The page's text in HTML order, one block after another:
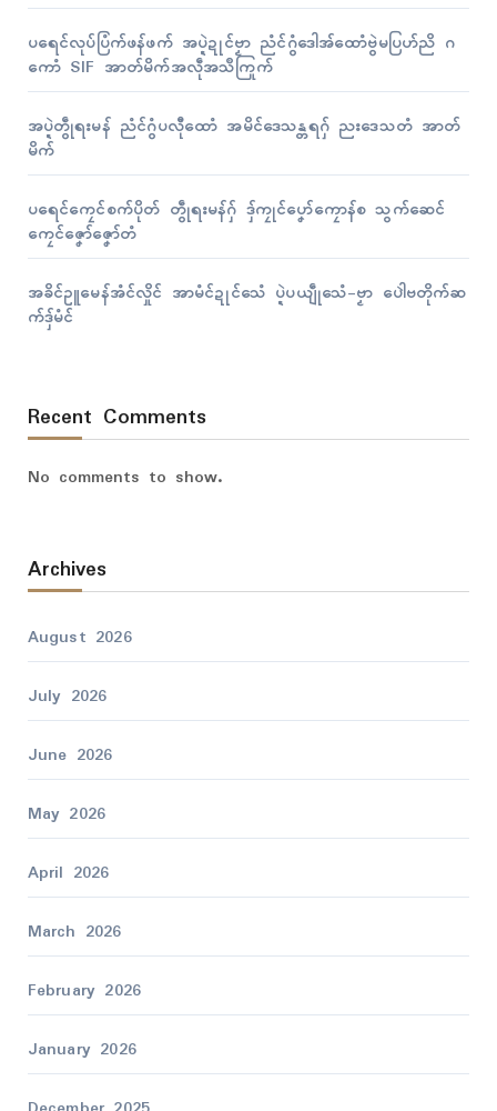
ပရေၚ်လုပ်ပြံက်ဖန်ဖက် အပ္ဍဲဍုၚ်ဗၟာ ညံၚ်ဂွံဒေါအ်ထောံဗွဲမပြဟ်ညိ ဂ
ကောံ SIF အာတ်မိက်အလဵုအသဳကြုက်
အပ္ဍဲတွဵုရးမန် ညံၚ်ဂွံပလီုထောံ အမိၚ်ဒေသန္တရဂှ် ညးဒေသတံ အာတ်
မိက်
ပရေၚ်ကၠေၚ်စက်ပိုတ် တွဵုရးမန်ဂှ် ဒှ်ကၠုၚ်ပၞော်ကၠောန်စ သွက်ဆေၚ်
ကၠေၚ်ဇၞော်ဇၞော်တံ
အခိၚ်ဥူမေန်အံၚ်လှိုၚ် အာမံၚ်ဍုၚ်သေံ ပ္ဍဲပယျဵုသေံ-ဗၟာ ပေါဲဗတိုက်ဆ
က်ဒှ်မံၚ်
Recent Comments
No comments to show.
Archives
August 2026
July 2026
June 2026
May 2026
April 2026
March 2026
February 2026
January 2026